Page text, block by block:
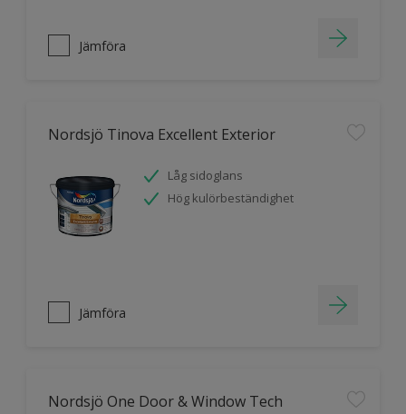
Jämföra
Nordsjö Tinova Excellent Exterior
Låg sidoglans
Hög kulörbeständighet
Jämföra
Nordsjö One Door & Window Tech